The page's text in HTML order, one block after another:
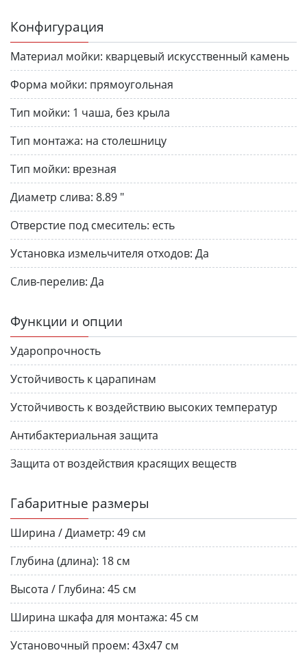
Конфигурация
Материал мойки: кварцевый искусственный камень
Форма мойки: прямоугольная
Тип мойки: 1 чаша, без крыла
Тип монтажа: на столешницу
Тип мойки: врезная
Диаметр слива: 8.89 "
Отверстие под смеситель: есть
Установка измельчителя отходов: Да
Слив-перелив: Да
Функции и опции
Ударопрочность
Устойчивость к царапинам
Устойчивость к воздействию высоких температур
Антибактериальная защита
Защита от воздействия красящих веществ
Габаритные размеры
Ширина / Диаметр: 49 см
Глубина (длина): 18 см
Высота / Глубина: 45 см
Ширина шкафа для монтажа: 45 см
Установочный проем: 43x47 см